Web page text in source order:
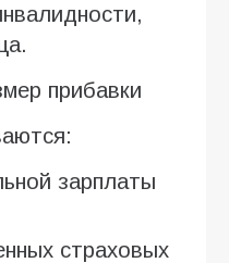
прибавки
зарплаты
страховых